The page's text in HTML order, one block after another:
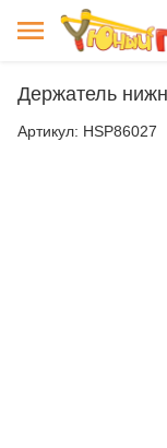
Держатель
Артикул: HSP86027